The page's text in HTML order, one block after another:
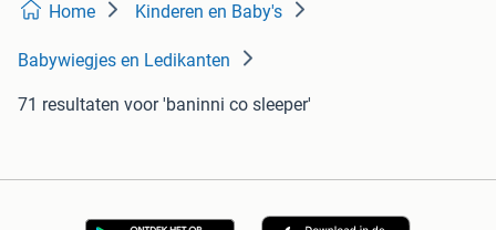
Home Kinderen en Baby's
Babywiegjes en Ledikanten
71 resultaten voor 'baninni co sleeper'